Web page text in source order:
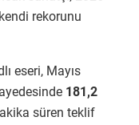
rekorunu
eseri, Mayıs
181,2
süren teklif